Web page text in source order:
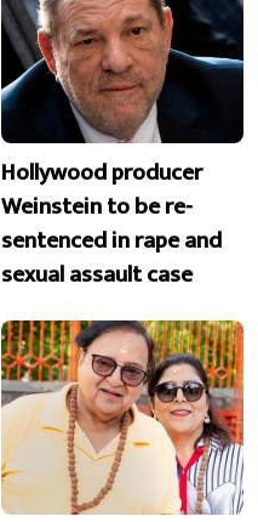
Hollywood producer
Weinstein to be re-
sentenced in rape and
sexual assault case